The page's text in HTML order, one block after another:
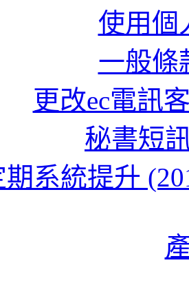
使用個
一般條
更改ec電訊
秘書短
期系統提升